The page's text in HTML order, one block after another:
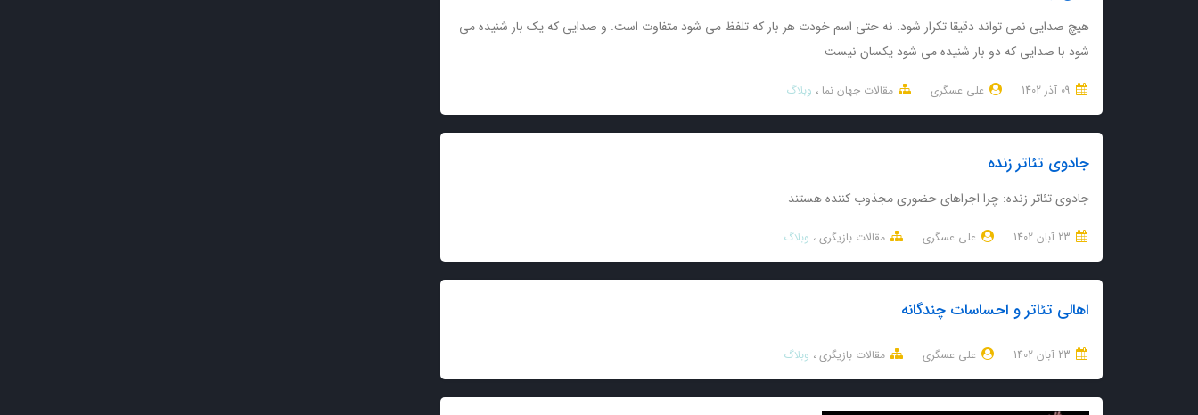
هیچ صدایی نمی تواند دقیقا تکرار شود. نه حتی اسم خودت هر بار که تلفظ می شود متفاوت است. و صدایی که یک بار شنیده می
شود با صدایی که دو بار شنیده می شود یکسان نیست
علی عسگری مقالات جهان نما وبلاگ
جادوی تئاتر زنده
جادوی تئاتر زنده: چرا اجراهای حضوری مجذوب کننده هستند
علی عسگری مقالات بازیگری وبلاگ
اهالی تئاتر و احساسات چندگانه
علی عسگری مقالات بازیگری وبلاگ